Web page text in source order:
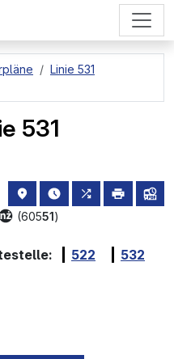
Linie 531
531
(60551)
Haltestellenstandort auf
die nächsten
alle Linien,
drucken
522 532